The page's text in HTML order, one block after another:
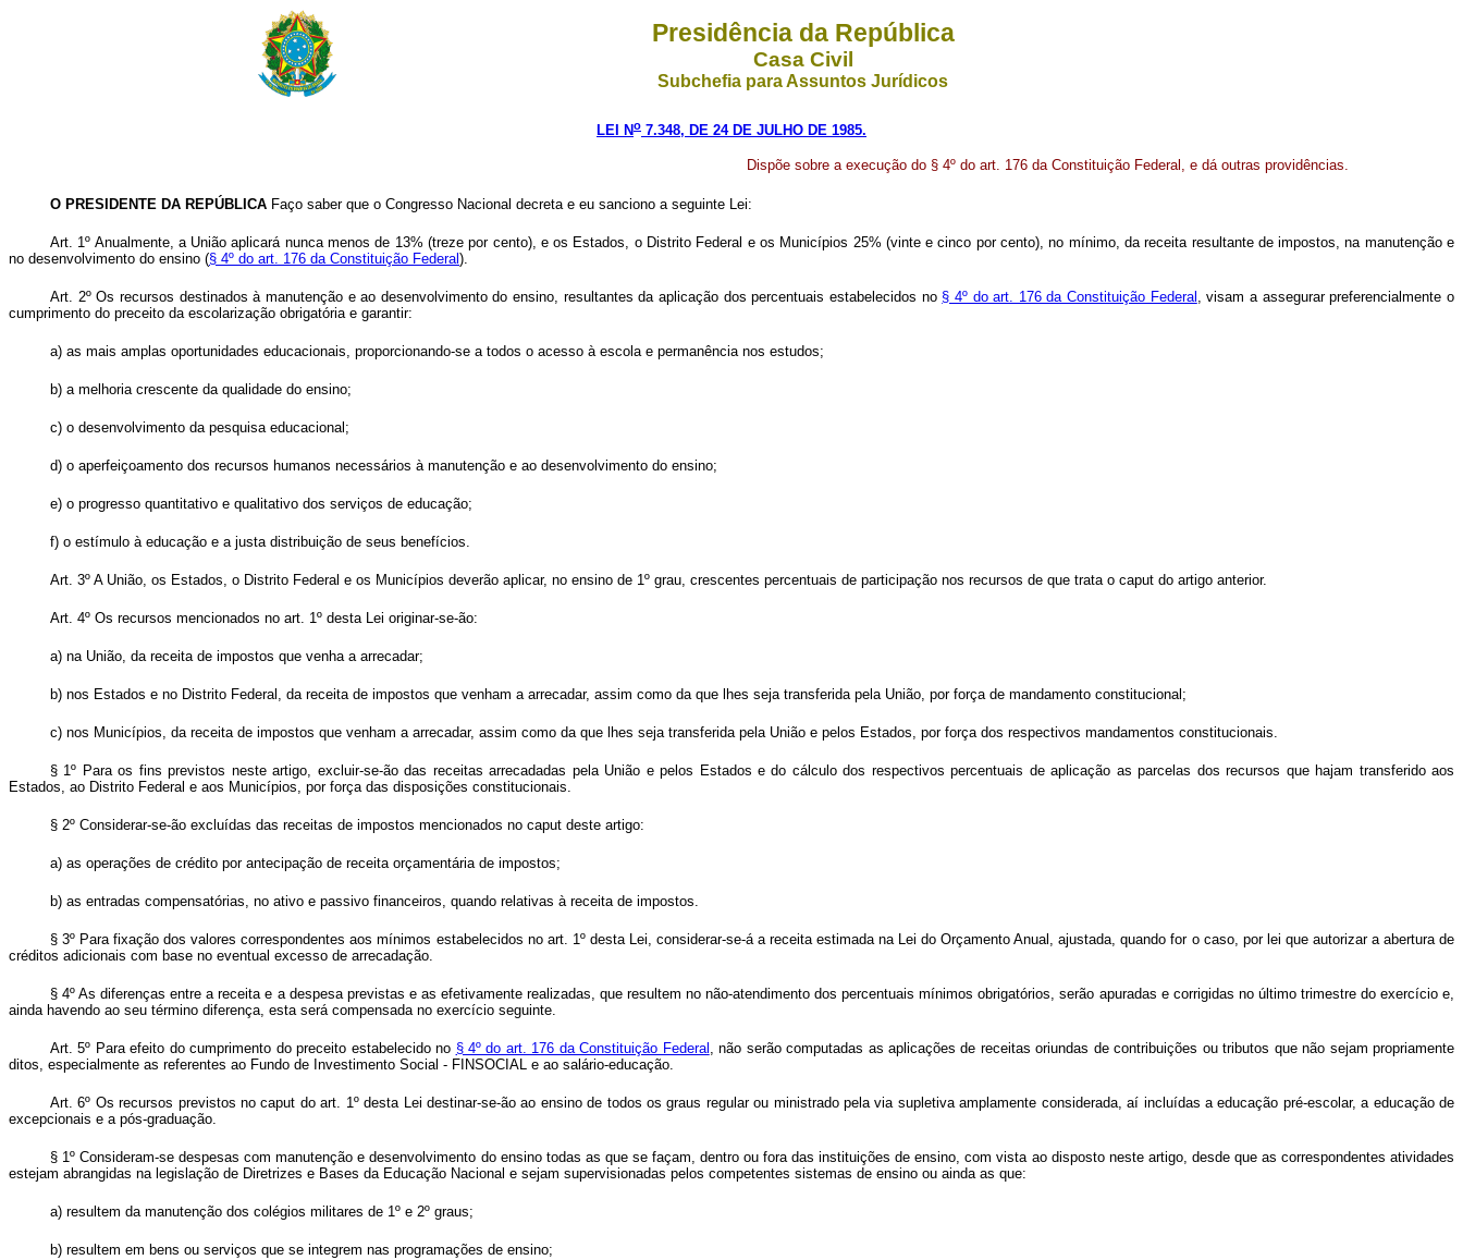
Presidência da República
Casa Civil
Subchefia para Assuntos Jurídicos
LEI No 7.348, DE 24 DE JULHO DE 1985.
Dispõe sobre a execução do § 4º do art. 176 da Constituição Federal, e dá outras providências.
O PRESIDENTE DA REPÚBLICA Faço saber que o Congresso Nacional decreta e eu sanciono a seguinte Lei:
Art. 1º Anualmente, a União aplicará nunca menos de 13% (treze por cento), e os Estados, o Distrito Federal e os Municípios 25% (vinte e cinco por cento), no mínimo, da receita resultante de impostos, na manutenção e
no desenvolvimento do ensino (§ 4º do art. 176 da Constituição Federal).
Art. 2º Os recursos destinados à manutenção e ao desenvolvimento do ensino, resultantes da aplicação dos percentuais estabelecidos no § 4º do art. 176 da Constituição Federal , visam a assegurar preferencialmente o
cumprimento do preceito da escolarização obrigatória e garantir:
a) as mais amplas oportunidades educacionais, proporcionando-se a todos o acesso à escola e permanência nos estudos;
b) a melhoria crescente da qualidade do ensino;
c) o desenvolvimento da pesquisa educacional;
d) o aperfeiçoamento dos recursos humanos necessários à manutenção e ao desenvolvimento do ensino;
e) o progresso quantitativo e qualitativo dos serviços de educação;
f) o estímulo à educação e a justa distribuição de seus benefícios.
Art. 3º A União, os Estados, o Distrito Federal e os Municípios deverão aplicar, no ensino de 1º grau, crescentes percentuais de participação nos recursos de que trata o caput do artigo anterior.
Art. 4º Os recursos mencionados no art. 1º desta Lei originar-se-ão:
a) na União, da receita de impostos que venha a arrecadar;
b) nos Estados e no Distrito Federal, da receita de impostos que venham a arrecadar, assim como da que lhes seja transferida pela União, por força de mandamento constitucional;
c) nos Municípios, da receita de impostos que venham a arrecadar, assim como da que lhes seja transferida pela União e pelos Estados, por força dos respectivos mandamentos constitucionais.
§ 1º Para os fins previstos neste artigo, excluir-se-ão das receitas arrecadadas pela União e pelos Estados e do cálculo dos respectivos percentuais de aplicação as parcelas dos recursos que hajam transferido aos
Estados, ao Distrito Federal e aos Municípios, por força das disposições constitucionais.
§ 2º Considerar-se-ão excluídas das receitas de impostos mencionados no caput deste artigo:
a) as operações de crédito por antecipação de receita orçamentária de impostos;
b) as entradas compensatórias, no ativo e passivo financeiros, quando relativas à receita de impostos.
§ 3º Para fixação dos valores correspondentes aos mínimos estabelecidos no art. 1º desta Lei, considerar-se-á a receita estimada na Lei do Orçamento Anual, ajustada, quando for o caso, por lei que autorizar a abertura de
créditos adicionais com base no eventual excesso de arrecadação.
§ 4º As diferenças entre a receita e a despesa previstas e as efetivamente realizadas, que resultem no não-atendimento dos percentuais mínimos obrigatórios, serão apuradas e corrigidas no último trimestre do exercício e,
ainda havendo ao seu término diferença, esta será compensada no exercício seguinte.
Art. 5º Para efeito do cumprimento do preceito estabelecido no § 4º do art. 176 da Constituição Federal , não serão computadas as aplicações de receitas oriundas de contribuições ou tributos que não sejam propriamente
ditos, especialmente as referentes ao Fundo de Investimento Social - FINSOCIAL e ao salário-educação.
Art. 6º Os recursos previstos no caput do art. 1º desta Lei destinar-se-ão ao ensino de todos os graus regular ou ministrado pela via supletiva amplamente considerada, aí incluídas a educação pré-escolar, a educação de
excepcionais e a pós-graduação.
§ 1º Consideram-se despesas com manutenção e desenvolvimento do ensino todas as que se façam, dentro ou fora das instituições de ensino, com vista ao disposto neste artigo, desde que as correspondentes atividades
estejam abrangidas na legislação de Diretrizes e Bases da Educação Nacional e sejam supervisionadas pelos competentes sistemas de ensino ou ainda as que:
a) resultem da manutenção dos colégios militares de 1º e 2º graus;
b) resultem em bens ou serviços que se integrem nas programações de ensino;